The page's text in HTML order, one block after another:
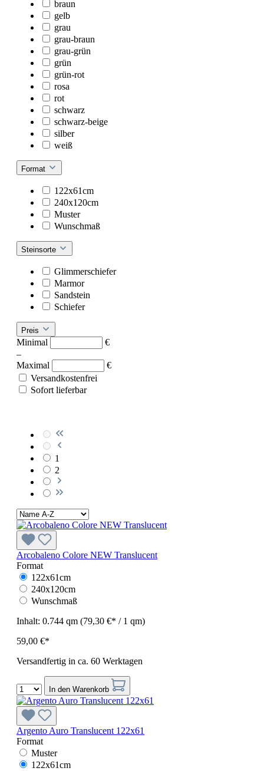
braun
gelb
grau
grau-braun
grau-grün
grün
grün-rot
rosa
rot
schwarz
schwarz-beige
silber
weiß
Format
122x61cm
240x120cm
Muster
Wunschmaß
Steinsorte
Glimmerschiefer
Marmor
Sandstein
Schiefer
Preis
Minimal
€
–
Maximal
€
Versandkostenfrei
Sofort lieferbar
1
2
Arcobaleno Colore NEW Translucent
Format
122x61cm
240x120cm
Wunschmaß
Inhalt: 0.744 qm (79,30 €* / 1 qm)
59,00 €*
Versandfertig in ca. 60 Werktagen
In den Warenkorb
Argento Auro Translucent 122x61
Format
Muster
122x61cm